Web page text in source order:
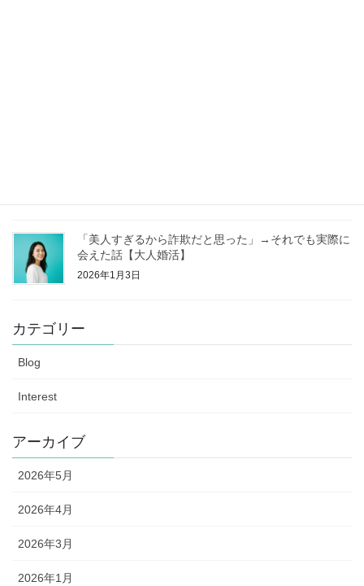
「美人すぎるから詐欺だと思った」→それでも実際に
会えた話【大人婚活】
2026年1月3日
カテゴリー
Blog
Interest
アーカイブ
2026年5月
2026年4月
2026年3月
2026年1月